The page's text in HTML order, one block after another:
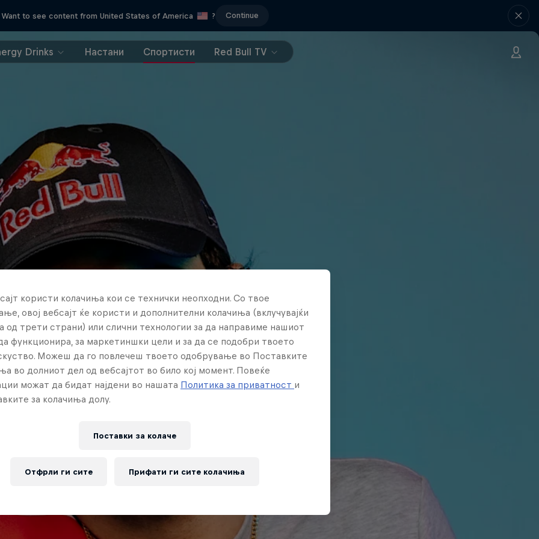
Want to see content from United States of America ? Continue
Drinks Настани Спортисти Red Bull TV
користи колачиња кои се технички неопходни. Со твое
овој вебсајт ќе користи и дополнителни колачиња (вклучувајќи
од трети страни) или слични технологии за да направиме нашиот
функционира, за маркетиншки цели и за да се подобри твоето
Можеш да го повлечеш твоето одобрување во Поставките
во долниот дел од вебсајтот во било кој момент. Повеќе
можат да бидат најдени во нашата Политика за приватност и
за колачиња долу.
Поставки за колачe
Отфрли ги сите Прифати ги сите колачиња